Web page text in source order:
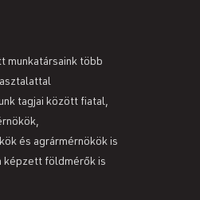
munkatársaink több
tagjai között fiatal,
és agrármérnökök is
képzett földmérők is